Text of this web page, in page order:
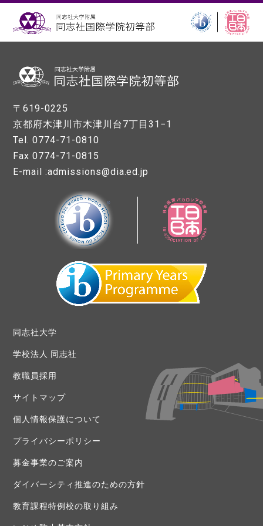
〒619-0225
京都府木津川市木津川台7丁目31−1
Tel. 0774-71-0810
Fax 0774-71-0815
E-mail :admissions@dia.ed.jp
同志社大学
学校法人 同志社
教職員採用
サイトマップ
個人情報保護について
プライバシーポリシー
募金事業のご案内
ダイバーシティ推進のための方針
教育課程特例校の取り組み